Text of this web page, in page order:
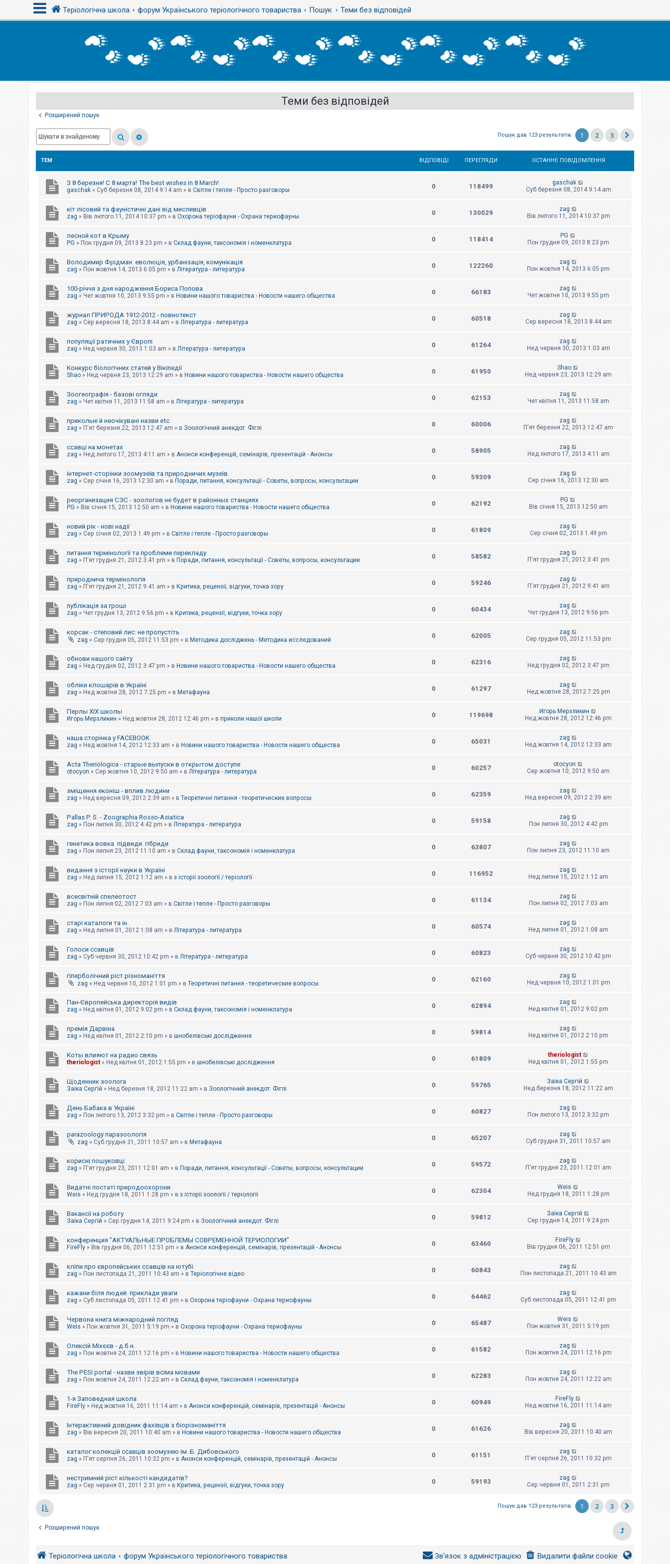
Теріологічна школа форум Українського теріологічного товариства Пошук Теми без відповідей
Теми без відповідей
Розширений пошук
Пошук дав 123 результатів 1 2 3
ТЕМ ВІДПОВІДІ ПЕРЕГЛЯДИ ОСТАННЄ ПОВІДОМЛЕННЯ
З 8 березня! С 8 марта! The best wishes in 8 March!
gaschak » Суб березня 08, 2014 9:14 am » в Світле і тепле - Просто разговоры 0 118499
gaschak
Суб березня 08, 2014 9:14 am
кіт лісовий та фауністичні дані від мисливців
zag » Вів лютого 11, 2014 10:37 pm » в Охорона теріофауни - Охрана териофауны 0 130029
zag
Вів лютого 11, 2014 10:37 pm
лесной кот в Крыму
PG » Пон грудня 09, 2013 8:23 pm » в Склад фауни, таксономія і номенклатура 0 118414
PG
Пон грудня 09, 2013 8:23 pm
Володимир Фрідман: еволюція, урбанізація, комунікація
zag » Пон жовтня 14, 2013 6:05 pm » в Література - литература 0 122260
zag
Пон жовтня 14, 2013 6:05 pm
100-річчя з дня народження Бориса Попова
zag » Чет жовтня 10, 2013 9:55 pm » в Новини нашого товариства - Новости нашего общества 0 66183
zag
Чет жовтня 10, 2013 9:55 pm
журнал ПРИРОДА 1912-2012 - повнотекст
zag » Сер вересня 18, 2013 8:44 am » в Література - литература 0 60518
zag
Сер вересня 18, 2013 8:44 am
популяції ратичних у Європі
zag » Нед червня 30, 2013 1:03 am » в Література - литература 0 61264
zag
Нед червня 30, 2013 1:03 am
Конкурс біологічних статей у Вікіпедії
Shao » Нед червня 23, 2013 12:29 am » в Новини нашого товариства - Новости нашего общества 0 61950
Shao
Нед червня 23, 2013 12:29 am
Зоогеографія - базові огляди
zag » Чет квітня 11, 2013 11:58 am » в Література - литература 0 62153
zag
Чет квітня 11, 2013 11:58 am
прикольні й неочікувані назви etc
zag » П'ят березня 22, 2013 12:47 am » в Зоологічний анекдот. Фіглі 0 60006
zag
П'ят березня 22, 2013 12:47 am
ссавці на монетах
zag » Нед лютого 17, 2013 4:11 am » в Анонси конференцій, семінарів, презентацій - Анонсы 0 58905
zag
Нед лютого 17, 2013 4:11 am
інтернет-сторінки зоомузеїв та природничих музеїв
zag » Сер січня 16, 2013 12:30 am » в Поради, питання, консультації - Советы, вопросы, консультации 0 59309
zag
Сер січня 16, 2013 12:30 am
реорганизация СЭС - зоологов не будет в районных станциях
PG » Вів січня 15, 2013 12:50 am » в Новини нашого товариства - Новости нашего общества 0 62192
PG
Вів січня 15, 2013 12:50 am
новий рік - нові надії
zag » Сер січня 02, 2013 1:49 pm » в Світле і тепле - Просто разговоры 0 61809
zag
Сер січня 02, 2013 1:49 pm
питання термінології та проблеми перекладу
zag » П'ят грудня 21, 2012 3:41 pm » в Поради, питання, консультації - Советы, вопросы, консультации 0 58582
zag
П'ят грудня 21, 2012 3:41 pm
природнича термінологія
zag » П'ят грудня 21, 2012 9:41 am » в Критика, рецензії, відгуки, точка зору 0 59246
zag
П'ят грудня 21, 2012 9:41 am
публікація за гроші
zag » Чет грудня 13, 2012 9:56 pm » в Критика, рецензії, відгуки, точка зору 0 60434
zag
Чет грудня 13, 2012 9:56 pm
корсак - степовий лис: не пропустіть
zag » Сер грудня 05, 2012 11:53 pm » в Методика досліджень - Методика исследований
0 62005
zag
Сер грудня 05, 2012 11:53 pm
обнови нашого сайту
zag » Нед грудня 02, 2012 3:47 pm » в Новини нашого товариства - Новости нашего общества 0 62316
zag
Нед грудня 02, 2012 3:47 pm
обліки клошарів в Україні
zag » Нед жовтня 28, 2012 7:25 pm » в Метафауна 0 61297
zag
Нед жовтня 28, 2012 7:25 pm
Перлы ХІХ школы
Игорь Мерзликин » Нед жовтня 28, 2012 12:46 pm » в приколи нашої школи 0 119698
Игорь Мерзликин
Нед жовтня 28, 2012 12:46 pm
наша сторінка у FACEBOOK
zag » Нед жовтня 14, 2012 12:33 am » в Новини нашого товариства - Новости нашего общества 0 65031
zag
Нед жовтня 14, 2012 12:33 am
Acta Theriologica - старые выпуски в открытом доступе
otocyon » Сер жовтня 10, 2012 9:50 am » в Література - литература 0 60257
otocyon
Сер жовтня 10, 2012 9:50 am
зміщення еконіш - вплив людини
zag » Нед вересня 09, 2012 2:39 am » в Теоретичні питання - теоретические вопросы 0 62359
zag
Нед вересня 09, 2012 2:39 am
Pallas P. S. - Zoographia Rosso-Asiatica
zag » Пон липня 30, 2012 4:42 pm » в Література - литература 0 59158
zag
Пон липня 30, 2012 4:42 pm
генетика вовка. підвиди. гібриди
zag » Пон липня 23, 2012 11:10 am » в Склад фауни, таксономія і номенклатура 0 63807
zag
Пон липня 23, 2012 11:10 am
видання з історії науки в Україні
zag » Нед липня 15, 2012 1:12 am » в з історії зоології / теріології 0 116952
zag
Нед липня 15, 2012 1:12 am
всесвітній спелеотост
zag » Пон липня 02, 2012 7:03 am » в Світле і тепле - Просто разговоры 0 61134
zag
Пон липня 02, 2012 7:03 am
старі каталоги та ін.
zag » Нед липня 01, 2012 1:08 am » в Література - литература 0 60574
zag
Нед липня 01, 2012 1:08 am
Голоси ссавців
zag » Суб червня 30, 2012 10:42 pm » в Література - литература 0 60823
zag
Суб червня 30, 2012 10:42 pm
гіперболічний ріст різноманіття
zag » Нед червня 10, 2012 1:01 pm » в Теоретичні питання - теоретические вопросы
0 62160
zag
Нед червня 10, 2012 1:01 pm
Пан-Європейська директорія видів
zag » Нед квітня 01, 2012 9:02 pm » в Склад фауни, таксономія і номенклатура 0 62894
zag
Нед квітня 01, 2012 9:02 pm
премія Дарвіна
zag » Нед квітня 01, 2012 2:10 pm » в шнобелівські дослідження 0 59814
zag
Нед квітня 01, 2012 2:10 pm
Коты влияют на радио связь
theriologist » Нед квітня 01, 2012 1:55 pm » в шнобелівські дослідження 0 61809
theriologist
Нед квітня 01, 2012 1:55 pm
Щоденник зоолога
Заїка Сергій » Нед березня 18, 2012 11:22 am » в Зоологічний анекдот. Фіглі 0 59765
Заїка Сергій
Нед березня 18, 2012 11:22 am
День Бабака в Україні
zag » Пон лютого 13, 2012 3:32 pm » в Світле і тепле - Просто разговоры 0 60827
zag
Пон лютого 13, 2012 3:32 pm
parazoology паразоологія
zag » Суб грудня 31, 2011 10:57 am » в Метафауна
0 65207
zag
Суб грудня 31, 2011 10:57 am
корисні пошуковці
zag » П'ят грудня 23, 2011 12:01 am » в Поради, питання, консультації - Советы, вопросы, консультации 0 59572
zag
П'ят грудня 23, 2011 12:01 am
Видатні постаті природоохорони
Weis » Нед грудня 18, 2011 1:28 pm » в з історії зоології / теріології 0 62304
Weis
Нед грудня 18, 2011 1:28 pm
Вакансії на роботу
Заїка Сергій » Сер грудня 14, 2011 9:24 pm » в Зоологічний анекдот. Фіглі 0 59812
Заїка Сергій
Сер грудня 14, 2011 9:24 pm
конференция "АКТУАЛЬНЫЕ ПРОБЛЕМЫ СОВРЕМЕННОЙ ТЕРИОЛОГИИ"
FireFly » Вів грудня 06, 2011 12:51 pm » в Анонси конференцій, семінарів, презентацій - Анонсы 0 63460
FireFly
Вів грудня 06, 2011 12:51 pm
кліпи про європейських ссавців на ютубі
zag » Пон листопада 21, 2011 10:43 am » в Теріологічне відео 0 60843
zag
Пон листопада 21, 2011 10:43 am
кажани біля людей. приклади уваги
zag » Суб листопада 05, 2011 12:41 pm » в Охорона теріофауни - Охрана териофауны 0 64462
zag
Суб листопада 05, 2011 12:41 pm
Червона книга міжнародний погляд
Weis » Пон жовтня 31, 2011 5:19 pm » в Охорона теріофауни - Охрана териофауны 0 65487
Weis
Пон жовтня 31, 2011 5:19 pm
Олексій Міхєєв - д.б.н.
zag » Пон жовтня 24, 2011 12:16 pm » в Новини нашого товариства - Новости нашего общества 0 61582
zag
Пон жовтня 24, 2011 12:16 pm
The PESI portal - назви звірів всіма мовами
zag » Пон жовтня 24, 2011 12:22 am » в Склад фауни, таксономія і номенклатура 0 62283
zag
Пон жовтня 24, 2011 12:22 am
1-я Заповедная школа
FireFly » Нед жовтня 16, 2011 11:14 am » в Анонси конференцій, семінарів, презентацій - Анонсы 0 60949
FireFly
Нед жовтня 16, 2011 11:14 am
Інтерактивний довідник фахівців з біорізноманіття
zag » Вів вересня 20, 2011 10:40 am » в Новини нашого товариства - Новости нашего общества 0 61626
zag
Вів вересня 20, 2011 10:40 am
каталог колекцій ссавців зоомузею ім. Б. Дибовського
zag » П'ят серпня 26, 2011 10:32 pm » в Анонси конференцій, семінарів, презентацій - Анонсы 0 61151
zag
П'ят серпня 26, 2011 10:32 pm
нестримний ріст кількості кандидатів?
zag » Сер червня 01, 2011 2:31 pm » в Критика, рецензії, відгуки, точка зору 0 59193
zag
Сер червня 01, 2011 2:31 pm
Пошук дав 123 результатів 1 2 3
Розширений пошук
Теріологічна школа форум Українського теріологічного товариства Видалити файли cookie
Зв'язок з адміністрацією